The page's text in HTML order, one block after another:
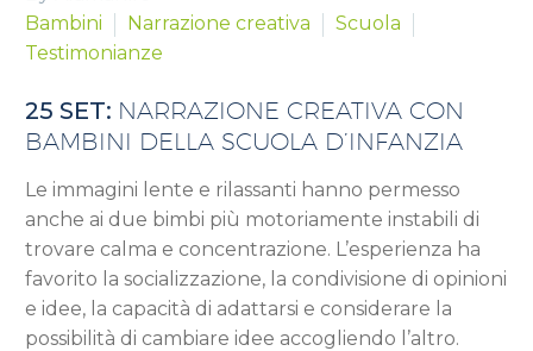
Bambini
Narrazione creativa
Scuola
Testimonianze
25 SET: NARRAZIONE CREATIVA CON
BAMBINI DELLA SCUOLA D’INFANZIA
Le immagini lente e rilassanti hanno permesso
anche ai due bimbi più motoriamente instabili di
trovare calma e concentrazione. L’esperienza ha
favorito la socializzazione, la condivisione di opinioni
e idee, la capacità di adattarsi e considerare la
possibilità di cambiare idee accogliendo l’altro.